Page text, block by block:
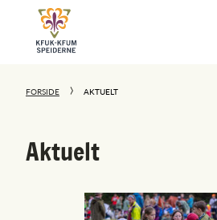
FORSIDE AKTUELT
Aktuelt